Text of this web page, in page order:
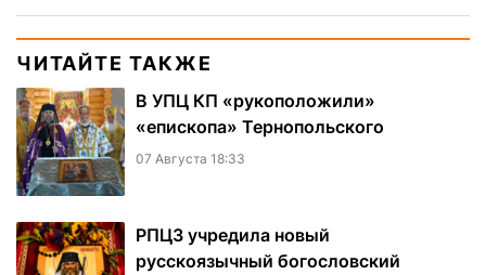
ЧИТАЙТЕ ТАКЖЕ
В УПЦ КП «рукоположили»
«епископа» Тернопольского
07 Августа 18:33
РПЦЗ учредила новый
русскоязычный богословский